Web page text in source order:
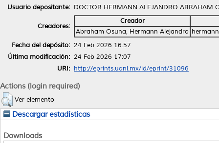
Usuario depositante: DOCTOR HERMANN ALEJANDRO ABRAHAM
Creadores:
Creador
Abraham Osuna, Hermann Alejandro
Fecha del depósito: 24 Feb 2026 16:57
Última modificación: 24 Feb 2026 17:07
URI: http://eprints.uanl.mx/id/eprint/31096
Actions (login required)
Ver elemento
Descargar estadísticas
Downloads